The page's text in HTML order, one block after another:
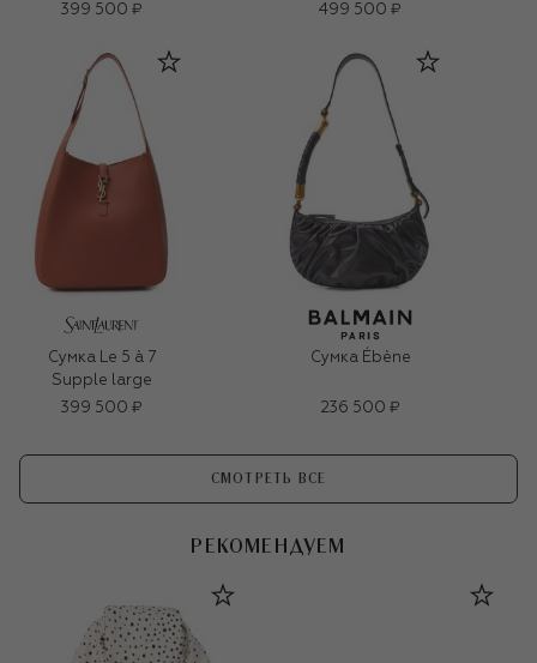
399 500 ₽
499 500 ₽
Сумка Le 5 à 7
Supple large
399 500 ₽
Сумка Ébène
236 500 ₽
СМОТРЕТЬ ВСЕ
РЕКОМЕНДУЕМ